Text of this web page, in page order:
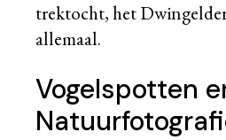
trektocht, het
allemaal.
Vogelspotten